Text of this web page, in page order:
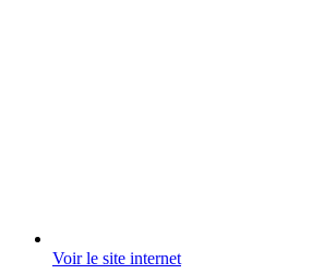
Voir le site internet